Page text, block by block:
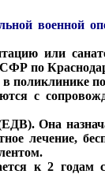
военной
или
по
поликлинике
с
Она
лечение,
к 2 годам